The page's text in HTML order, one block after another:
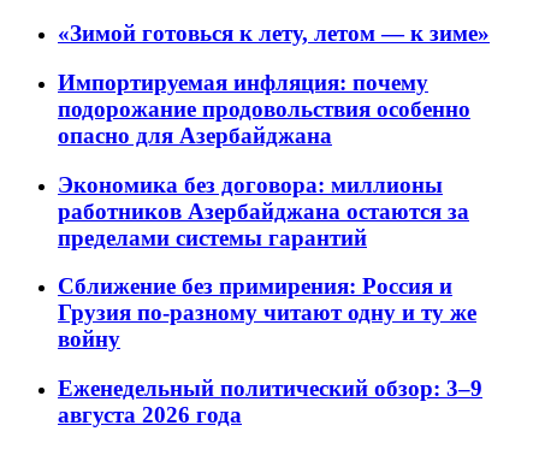
«Зимой готовься к лету, летом — к зиме»
Импортируемая инфляция: почему
подорожание продовольствия особенно
опасно для Азербайджана
Экономика без договора: миллионы
работников Азербайджана остаются за
пределами системы гарантий
Сближение без примирения: Россия и
Грузия по-разному читают одну и ту же
войну
Еженедельный политический обзор: 3–9
августа 2026 года